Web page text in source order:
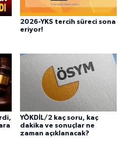
2026-YKS tercih süreci sona
eriyor!
YÖKDİL/2 kaç soru, kaç
dakika ve sonuçlar ne
zaman açıklanacak?